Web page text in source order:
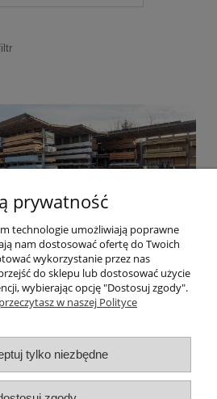
Informacje
Moje konto
Płatności
prywatność
technologie umożliwiają poprawne
nam dostosować ofertę do Twoich
wykorzystanie przez nas
do sklepu lub dostosować użycie
wybierając opcję "Dostosuj zgody".
w naszej Polityce
tylko niezbędne